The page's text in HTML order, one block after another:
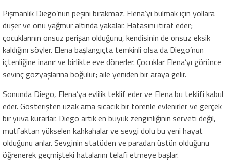
Pişmanlık Diego’nun peşini bırakmaz. Elena’yı bulmak için yollara
düşer ve onu yağmur altında yakalar. Hatasını itiraf eder;
çocuklarının onsuz perişan olduğunu, kendisinin de onsuz eksik
kaldığını söyler. Elena başlangıçta temkinli olsa da Diego’nun
içtenliğine inanır ve birlikte eve dönerler. Çocuklar Elena’yı görünce
sevinç gözyaşlarına boğulur; aile yeniden bir araya gelir.
Sonunda Diego, Elena’ya evlilik teklif eder ve Elena bu teklifi kabul
eder. Gösterişten uzak ama sıcacık bir törenle evlenirler ve gerçek
bir yuva kurarlar. Diego artık en büyük zenginliğinin serveti değil,
mutfaktan yükselen kahkahalar ve sevgi dolu bu yeni hayat
olduğunu anlar. Sevginin statüden ve paradan üstün olduğunu
öğrenerek geçmişteki hatalarını telafi etmeye başlar.